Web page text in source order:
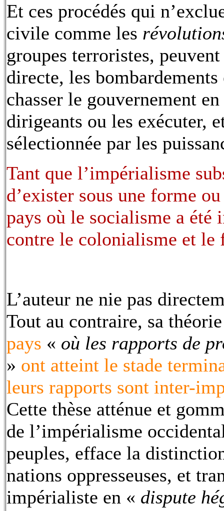
Et ces procédés qui
civile comme les
groupes terroristes,
directe, les
chasser le gouvernement
dirigeants ou les exécuter,
sélectionnée par les
Tant que l’impérialisme
d’exister sous une forme
pays où le socialisme a été
contre le colonialisme et le
L’auteur ne nie pas
Tout au contraire, sa
pays « où les rapports de
» ont atteint le stade
leurs rapports sont inter-
Cette thèse atténue et
de l’impérialisme
peuples, efface la
nations oppresseuses, et
impérialiste en « dispute